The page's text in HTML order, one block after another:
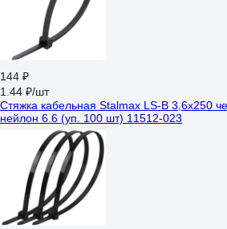
144 ₽
1.44 ₽/шт
Стяжка кабельная Stalmax LS-B 3,6х250
нейлон 6.6 (уп. 100 шт) 11512-023